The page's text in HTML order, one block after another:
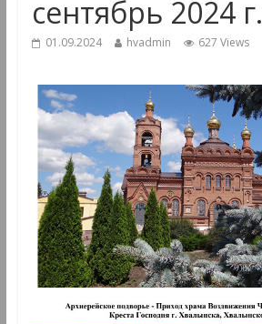
сентябрь 2024 г.
01.09.2024 hvadmin 627 Views